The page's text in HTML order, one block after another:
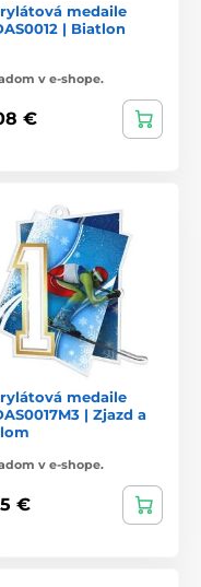
medaile
| Biatlon
v e-shope.
€
medaile
| Zjazd a
v e-shope.
€